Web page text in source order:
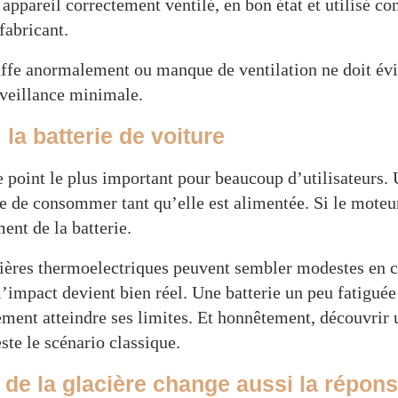
correctement ventilé, en bon état et utilisé
anormalement ou manque de ventilation ne doit
minimale.
batterie de voiture
point le plus important pour beaucoup d’utilisateurs.
de consommer tant qu’elle est alimentée. Si le
de la batterie.
thermoelectriques peuvent sembler modestes en
devient bien réel. Une batterie un peu
atteindre ses limites. Et honnêtement, découvrir
le scénario classique.
la glacière change aussi la